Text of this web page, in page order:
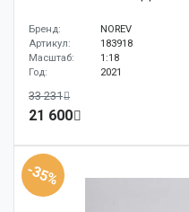
Бренд:
NOREV
Артикул:
183918
Масштаб:
1:18
Год:
2021
33 231
21 600
-35%